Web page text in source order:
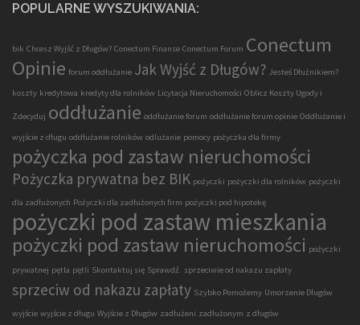
POPULARNE WYSZUKIWANIA:
bik Chcesz Wyjść z Długów? Conectum Finanse Conectum Forum Conectum
Opinie forum oddłużanie Jak Wyjść z Długów? Jesteś Dłużnikiem?
koszty kredytowa kredyty dla rolników Licytacja Nieruchomości Oblicz Koszty Ugody i
Zdecyduj oddłużanie oddłużanie forum oddłużanie forum opinie Oddłużanie i
wyjście z długu oddłużanie rolników odlużanie pomocy pożyczka dla firmy
pożyczka pod zastaw nieruchomości
Pożyczka prywatna bez BIK pożyczki pożyczki dla rolników pożyczki
dla zadłużonych Pożyczki dla zadłużonych firm pożyczki pod hipotekę
pożyczki pod zastaw mieszkania
pożyczki pod zastaw nieruchomości pożyczki
prywatnej pętla pętli Skontaktuj się Sprawdź. sprzeciwie od nakazu zapłaty
sprzeciw od nakazu zapłaty Szybko Pomożemy Umorzenie Długów
wyjście wyjście z długu Wyjście z Długów zadłużeni zadłużonym z długów